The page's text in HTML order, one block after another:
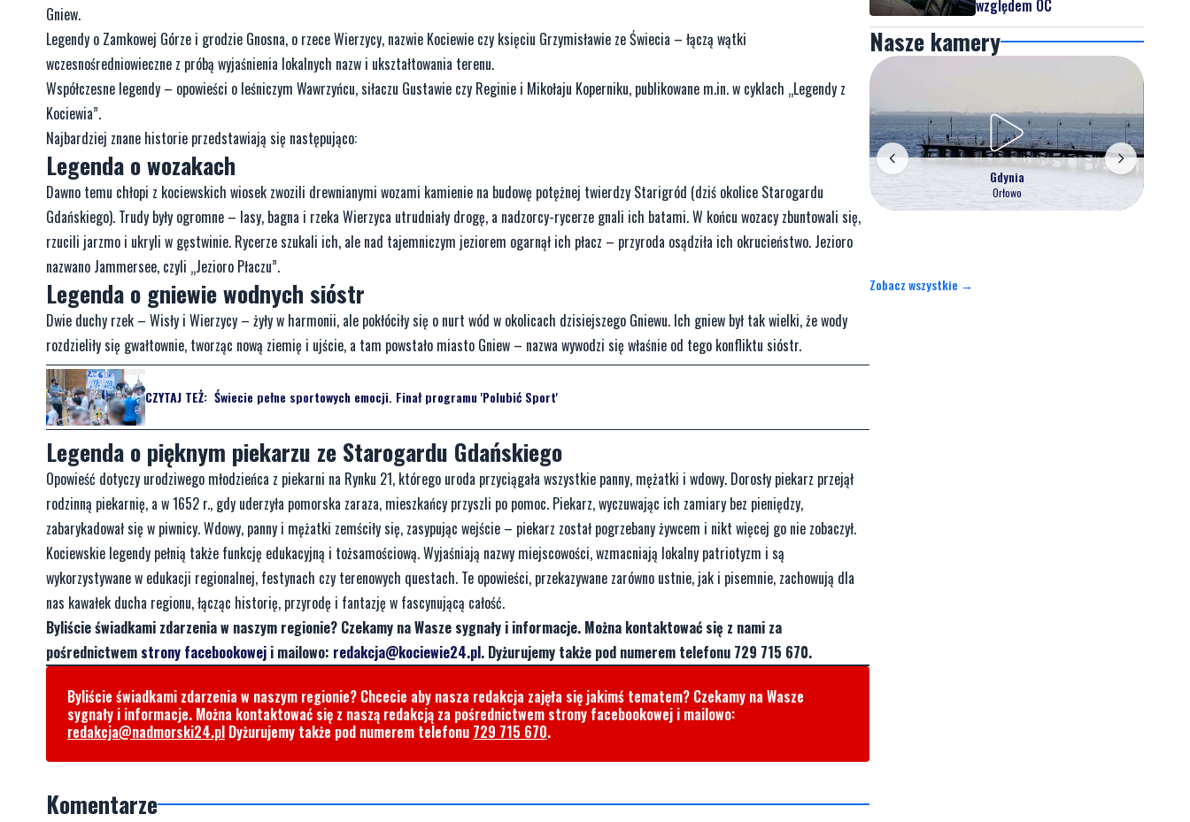
Gniew.
Legendy o Zamkowej Górze i grodzie Gnosna, o rzece Wierzycy, nazwie Kociewie czy księciu Grzymisławie ze Świecia – łączą wątki
wczesnośredniowieczne z próbą wyjaśnienia lokalnych nazw i ukształtowania terenu.
Współczesne legendy – opowieści o leśniczym Wawrzyńcu, siłaczu Gustawie czy Reginie i Mikołaju Koperniku, publikowane m.in. w cyklach „Legendy z
Kociewia”.
Najbardziej znane historie przedstawiają się następująco:
Legenda o wozakach
Dawno temu chłopi z kociewskich wiosek zwozili drewnianymi wozami kamienie na budowę potężnej twierdzy Starigród (dziś okolice Starogardu
Gdańskiego). Trudy były ogromne – lasy, bagna i rzeka Wierzyca utrudniały drogę, a nadzorcy-rycerze gnali ich batami. W końcu wozacy zbuntowali się,
rzucili jarzmo i ukryli w gęstwinie. Rycerze szukali ich, ale nad tajemniczym jeziorem ogarnął ich płacz – przyroda osądziła ich okrucieństwo. Jezioro
nazwano Jammersee, czyli „Jezioro Płaczu”.
Legenda o gniewie wodnych sióstr
Dwie duchy rzek – Wisły i Wierzycy – żyły w harmonii, ale pokłóciły się o nurt wód w okolicach dzisiejszego Gniewu. Ich gniew był tak wielki, że wody
rozdzieliły się gwałtownie, tworząc nową ziemię i ujście, a tam powstało miasto Gniew – nazwa wywodzi się właśnie od tego konfliktu sióstr.
CZYTAJ TEŻ: Świecie pełne sportowych emocji. Finał programu 'Polubić Sport'
Legenda o pięknym piekarzu ze Starogardu Gdańskiego
Opowieść dotyczy urodziwego młodzieńca z piekarni na Rynku 21, którego uroda przyciągała wszystkie panny, mężatki i wdowy. Dorosły piekarz przejął
rodzinną piekarnię, a w 1652 r., gdy uderzyła pomorska zaraza, mieszkańcy przyszli po pomoc. Piekarz, wyczuwając ich zamiary bez pieniędzy,
zabarykadował się w piwnicy. Wdowy, panny i mężatki zemściły się, zasypując wejście – piekarz został pogrzebany żywcem i nikt więcej go nie zobaczył.
Kociewskie legendy pełnią także funkcję edukacyjną i tożsamościową. Wyjaśniają nazwy miejscowości, wzmacniają lokalny patriotyzm i są
wykorzystywane w edukacji regionalnej, festynach czy terenowych questach. Te opowieści, przekazywane zarówno ustnie, jak i pisemnie, zachowują dla
nas kawałek ducha regionu, łącząc historię, przyrodę i fantazję w fascynującą całość.
Byliście świadkami zdarzenia w naszym regionie? Czekamy na Wasze sygnały i informacje. Można kontaktować się z nami za
pośrednictwem strony facebookowej i mailowo: redakcja@kociewie24.pl. Dyżurujemy także pod numerem telefonu 729 715 670.
Byliście świadkami zdarzenia w naszym regionie? Chcecie aby nasza redakcja zajęła się jakimś tematem? Czekamy na Wasze
sygnały i informacje. Można kontaktować się z naszą redakcją za pośrednictwem strony facebookowej i mailowo:
redakcja@nadmorski24.pl Dyżurujemy także pod numerem telefonu 729 715 670.
Komentarze
względem OC
Nasze kamery
Gdynia
Orłowo
Zobacz wszystkie →